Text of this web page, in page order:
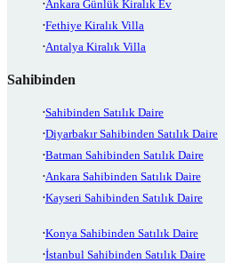
Ankara Günlük Kiralık Ev
Fethiye Kiralık Villa
Antalya Kiralık Villa
Sahibinden
Sahibinden Satılık Daire
Diyarbakır Sahibinden Satılık Daire
Batman Sahibinden Satılık Daire
Ankara Sahibinden Satılık Daire
Kayseri Sahibinden Satılık Daire
Konya Sahibinden Satılık Daire
İstanbul Sahibinden Satılık Daire